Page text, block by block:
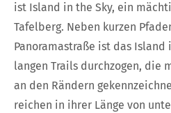
ist Island in the Sky, ein
Tafelberg. Neben kurzen
Panoramastraße ist das Island
langen Trails durchzogen, die
an den Rändern
reichen in ihrer Länge von